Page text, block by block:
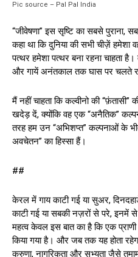
Pic source – Pal Pal India
“जीवेषणा” इस सृष्टि का सबसे पुराना,
कहा था कि दुनिया की सभी चीज़ें हमेशा
पत्थर हमेशा पत्थर बना रहना चाहता है।
और गायें अनंतकाल तक घास पर चलते
मैं नहीं चाहता कि कल्वीनो की “फ़ंतासी”
खदेड़ दें, क्योंकि वह एक “अनैतिक”
तरह हम उन “अभिशप्त” कल्पनाओं के
अवचेतन” का हिस्सा हैं।
##
केरल में गाय काटी गई या सुअर,
काटी गई या सबकी नज़रों से परे, इनमें
महत्व केवल इस बात का है कि एक
किया गया है। और जब तक यह होता
करुणा, नागरिकता और सभ्यता जैसे